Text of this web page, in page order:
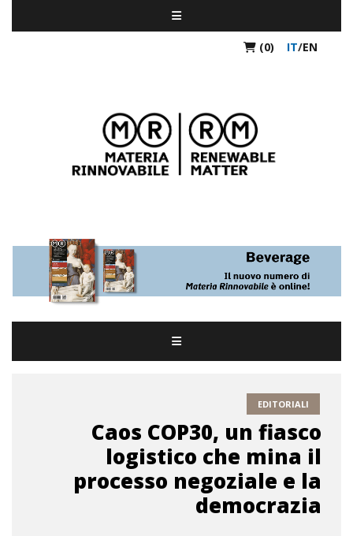
(0) IT/EN
EDITORIALI
Caos COP30, un fiasco
logistico che mina il
processo negoziale e la
democrazia